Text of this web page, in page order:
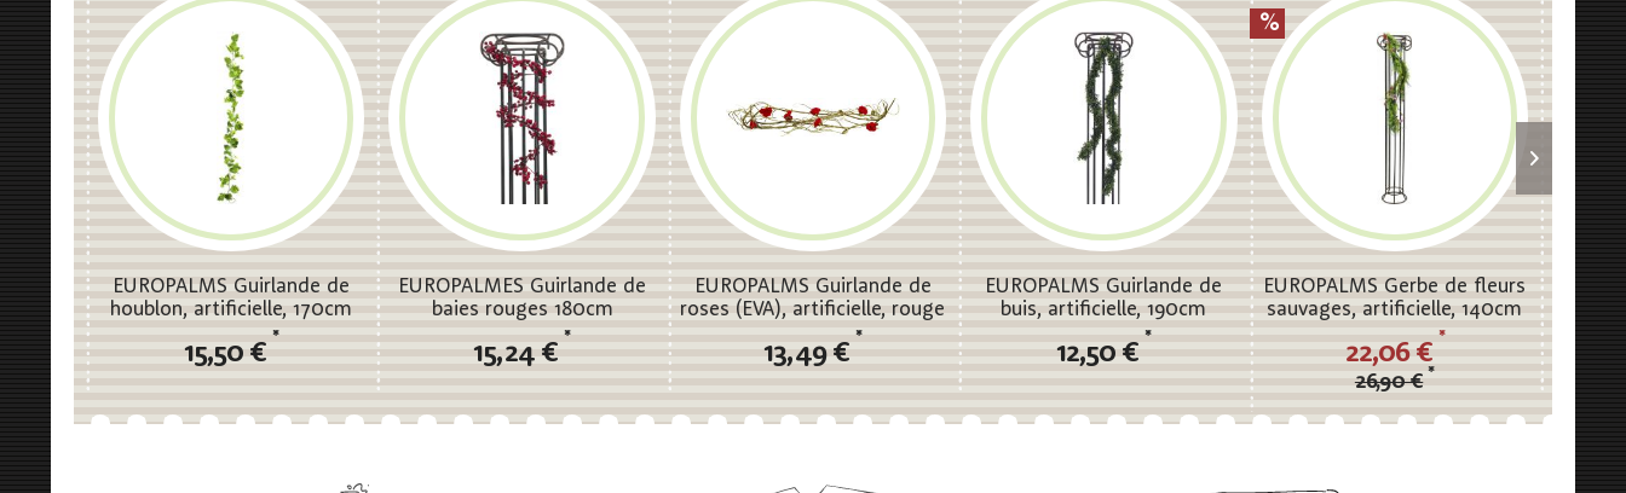
EUROPALMS Guirlande de
houblon, artificielle, 170cm
15,50 €
*
EUROPALMES Guirlande de
baies rouges 180cm
15,24 €
*
EUROPALMS Guirlande de
roses (EVA), artificielle, rouge
13,49 €
*
EUROPALMS Guirlande de
buis, artificielle, 190cm
12,50 €
*
EUROPALMS Gerbe de fleurs
sauvages, artificielle, 140cm
26,90 € *
22,06 €
*